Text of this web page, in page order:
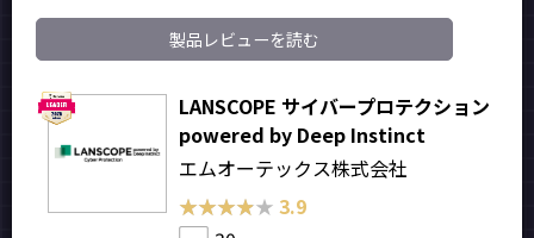
製品レビューを読む
LANSCOPE サイバープロテクション
powered by Deep Instinct
エムオーテックス株式会社
★★★★★
★★★★★ 3.9